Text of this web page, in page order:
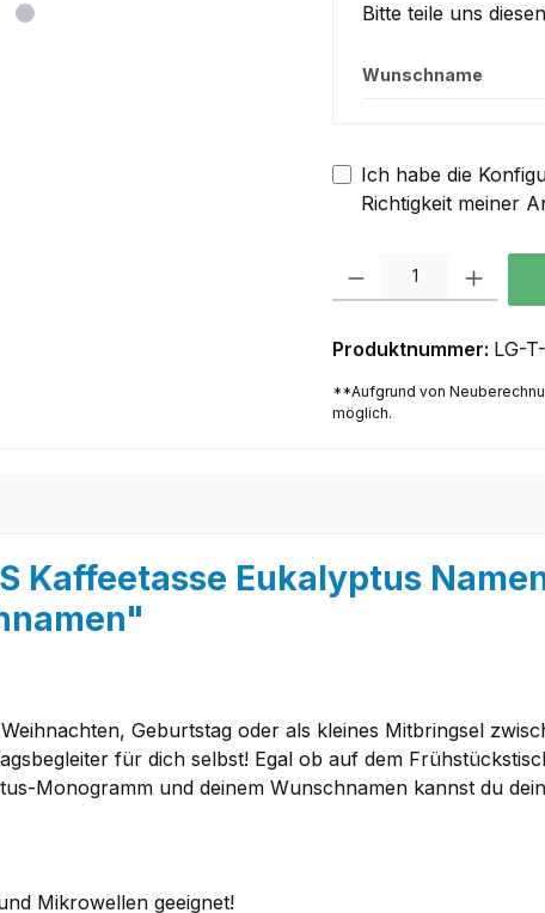
Bitte teile uns
Wunschname
Ich habe die
Richtigkeit meiner
Produkt Anzahl: Gib den
Produktnummer: LG-
**Aufgrund von
möglich.
Kaffeetasse Eukalyptus
Geburtstag oder als kleines Mitbringsel
für dich selbst! Egal ob auf dem
Monogramm und deinem Wunschnamen kannst du
Mikrowellen geeignet!